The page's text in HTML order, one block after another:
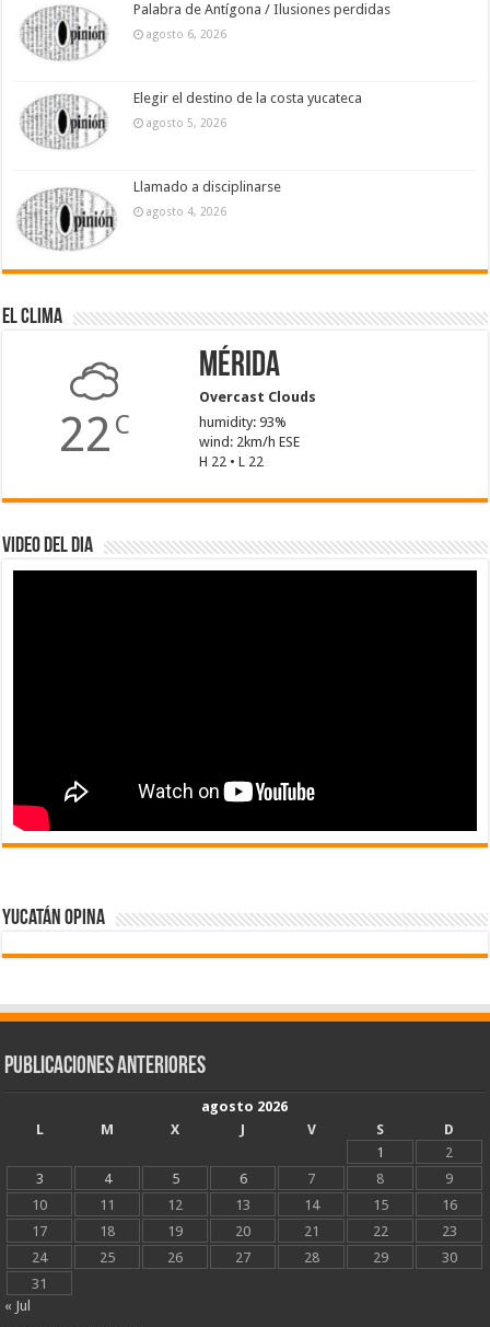
Palabra de Antígona / Ilusiones perdidas
agosto 6, 2026
Elegir el destino de la costa yucateca
agosto 5, 2026
Llamado a disciplinarse
agosto 4, 2026
El Clima
22 C
Mérida
Overcast Clouds
humidity: 93%
wind: 2km/h ESE
H 22 • L 22
Video del dia
Yucatán Opina
Publicaciones Anteriores
agosto 2026
L
M X J V S
D
1
2
3
4 5 6 7 8
9
10
11 12 13 14 15
16
17
18 19 20 21 22
23
24
25 26 27 28 29
30
31
« Jul